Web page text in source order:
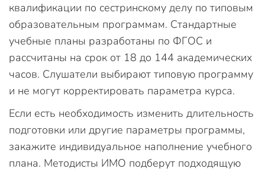
квалификации по сестринскому делу по типовым
образовательным программам. Стандартные
учебные планы разработаны по ФГОС и
рассчитаны на срок от 18 до 144 академических
часов. Слушатели выбирают типовую программу
и не могут корректировать параметра курса.
Если есть необходимость изменить длительность
подготовки или другие параметры программы,
закажите индивидуальное наполнение учебного
плана. Методисты ИМО подберут подходящую